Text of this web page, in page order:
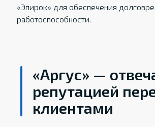
«Эпирок» для обеспечения
работоспособности.
«Аргус» —
репутацией
клиентами